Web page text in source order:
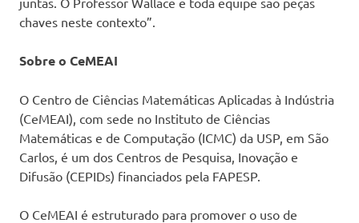
chaves neste contexto”.
Sobre o CeMEAI
O Centro de Ciências Matemáticas Aplicadas à Indústria
(CeMEAI), com sede no Instituto de Ciências
Matemáticas e de Computação (ICMC) da USP, em São
Carlos, é um dos Centros de Pesquisa, Inovação e
Difusão (CEPIDs) financiados pela FAPESP.
O CeMEAI é estruturado para promover o uso de